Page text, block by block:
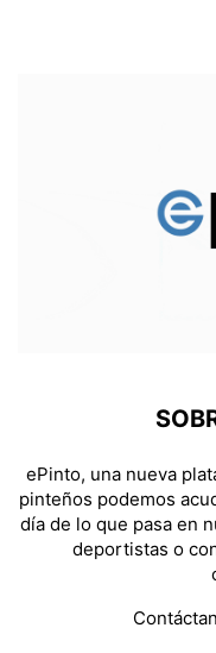
ePinto, una nueva
pinteños podemos
día de lo que pasa en
deportistas o